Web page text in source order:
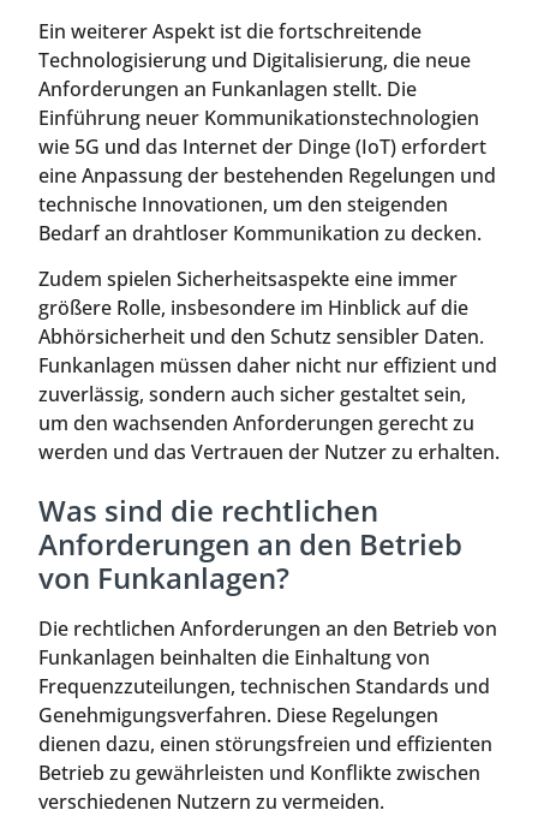
Ein weiterer Aspekt ist die fortschreitende
Technologisierung und Digitalisierung, die neue
Anforderungen an Funkanlagen stellt. Die
Einführung neuer Kommunikationstechnologien
wie 5G und das Internet der Dinge (IoT) erfordert
eine Anpassung der bestehenden Regelungen und
technische Innovationen, um den steigenden
Bedarf an drahtloser Kommunikation zu decken.
Zudem spielen Sicherheitsaspekte eine immer
größere Rolle, insbesondere im Hinblick auf die
Abhörsicherheit und den Schutz sensibler Daten.
Funkanlagen müssen daher nicht nur effizient und
zuverlässig, sondern auch sicher gestaltet sein,
um den wachsenden Anforderungen gerecht zu
werden und das Vertrauen der Nutzer zu erhalten.
Was sind die rechtlichen
Anforderungen an den Betrieb
von Funkanlagen?
Die rechtlichen Anforderungen an den Betrieb von
Funkanlagen beinhalten die Einhaltung von
Frequenzzuteilungen, technischen Standards und
Genehmigungsverfahren. Diese Regelungen
dienen dazu, einen störungsfreien und effizienten
Betrieb zu gewährleisten und Konflikte zwischen
verschiedenen Nutzern zu vermeiden.